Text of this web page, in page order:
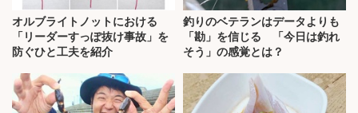
オルブライトノットにおける
「リーダーすっぽ抜け事故」を
防ぐひと工夫を紹介
釣りのベテランはデータよりも
「勘」を信じる 「今日は釣れ
そう」の感覚とは？